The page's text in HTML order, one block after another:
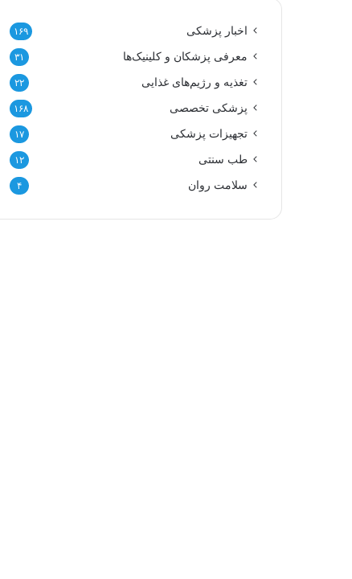
اخبار پزشکی ۱۶۹
معرفی پزشکان و کلینیک‌ها ۳۱
تغذیه و رژیم‌های غذایی ۲۲
پزشکی تخصصی ۱۶۸
تجهیزات پزشکی ۱۷
طب سنتی ۱۲
سلامت روان ۴